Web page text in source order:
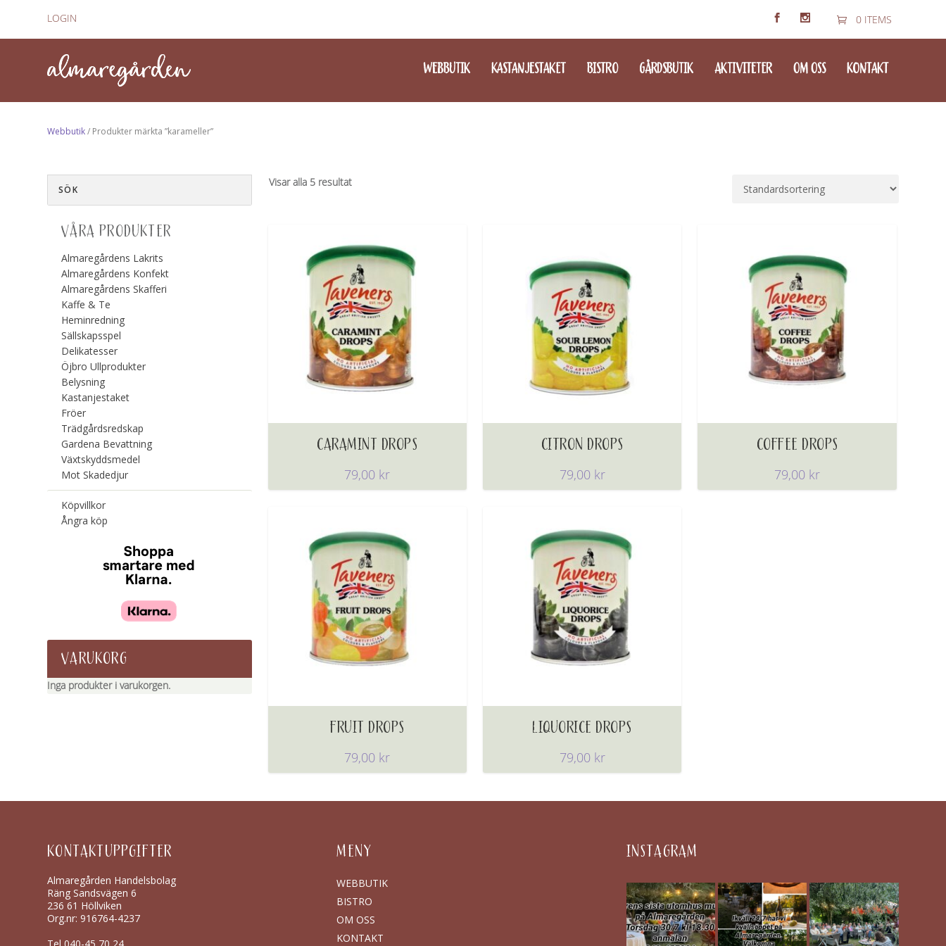
LOGIN 0 ITEMS
WEBBUTIK KASTANJESTAKET BISTRO GÅRDSBUTIK AKTIVITETER OM OSS KONTAKT
Webbutik/ Produkter märkta ”karameller”
Visar alla 5 resultat
CARAMINT DROPS
79,00 kr
CITRON DROPS
79,00 kr
COFFEE DROPS
79,00 kr
FRUIT DROPS
79,00 kr
LIQUORICE DROPS
79,00 kr
VÅRA PRODUKTER
Almaregårdens Lakrits
Almaregårdens Konfekt
Almaregårdens Skafferi
Kaffe & Te
Heminredning
Sällskapsspel
Delikatesser
Öjbro Ullprodukter
Belysning
Kastanjestaket
Fröer
Trädgårdsredskap
Gardena Bevattning
Växtskyddsmedel
Mot Skadedjur
Köpvillkor
Ångra köp
VARUKORG
Inga produkter i varukorgen.
KONTAKTUPPGIFTER
Almaregården Handelsbolag
Räng Sandsvägen 6
236 61 Höllviken
Org.nr: 916764-4237
MENY
WEBBUTIK
BISTRO
OM OSS
KONTAKT
INSTAGRAM